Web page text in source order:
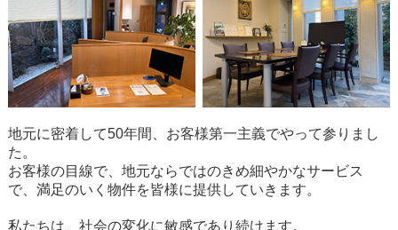
地元に密着して50年間、お客様第一主義でやって参りまし
た。
お客様の目線で、地元ならではのきめ細やかなサービス
で、満足のいく物件を皆様に提供していきます。
私たちは、社会の変化に敏感であり続けます。